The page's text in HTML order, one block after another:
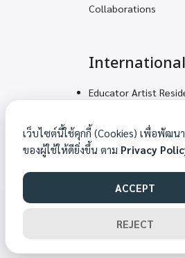
Collaborations
International
Educator Artist
Decolonial Solidarity
Mountain Feet – Arts
Academy
เว็บไซต์นี้ใช้คุกกี้ (Cookies) เพื่อพัฒน
ของผู้ใช้ให้ดียิ่งขึ้น ตาม Privacy
ACCEPT
REJECT